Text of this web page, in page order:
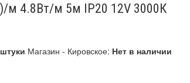
м 4.8Вт/м 5м IP20 12V 3000К
Магазин - Кировское: Нет в наличии